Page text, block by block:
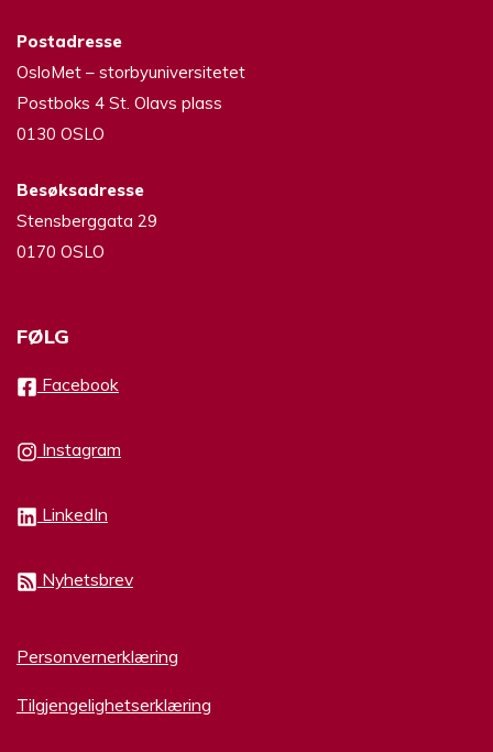
Postadresse
OsloMet – storbyuniversitetet
Postboks 4 St. Olavs plass
0130 OSLO
Besøksadresse
Stensberggata 29
0170 OSLO
FØLG
Facebook
Instagram
LinkedIn
Nyhetsbrev
Personvernerklæring
Tilgjengelighetserklæring